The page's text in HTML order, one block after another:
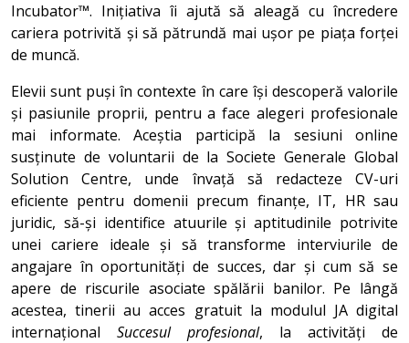
Incubator™. Inițiativa îi ajută să aleagă cu încredere
cariera potrivită și să pătrundă mai ușor pe piața forței
de muncă.
Elevii sunt puși în contexte în care își descoperă valorile
și pasiunile proprii, pentru a face alegeri profesionale
mai informate. Aceștia participă la sesiuni online
susținute de voluntarii de la Societe Generale Global
Solution Centre, unde învață să redacteze CV-uri
eficiente pentru domenii precum finanțe, IT, HR sau
juridic, să-și identifice atuurile și aptitudinile potrivite
unei cariere ideale și să transforme interviurile de
angajare în oportunități de succes, dar și cum să se
apere de riscurile asociate spălării banilor. Pe lângă
acestea, tinerii au acces gratuit la modulul JA digital
internațional Succesul profesional, la activități de